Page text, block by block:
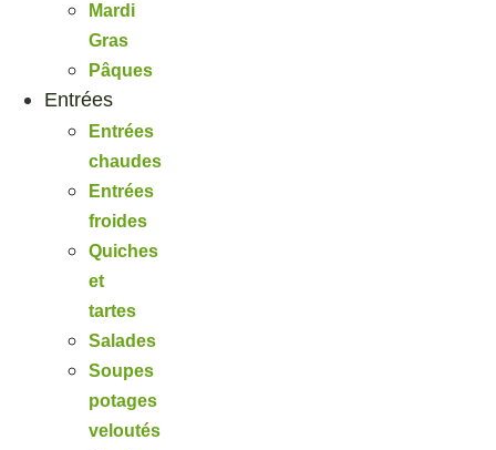
Mardi
Gras
Pâques
Entrées
Entrées
chaudes
Entrées
froides
Quiches
et
tartes
Salades
Soupes
potages
veloutés